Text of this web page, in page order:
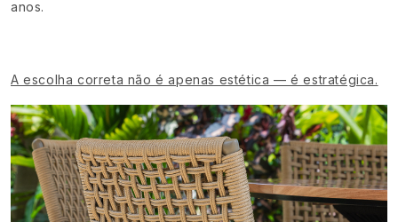
anos.
A escolha correta não é apenas estética — é estratégica.